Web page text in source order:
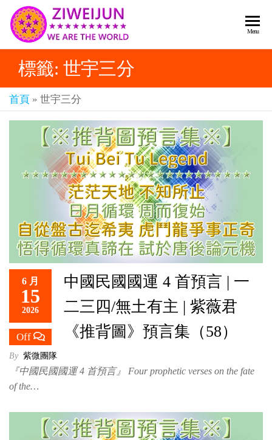
紫薇
《推
背
圖》
預
言-
紫薇
君寰
宇傳
奇官
網
樂
人
人
都
是
彌
賽
亞-
個
個
都
救
主
Menu
標籤: 世宇三分
首頁 » 世宇三分
6 月
15
2026
Off
中國民國國運 4 首預言 | 一
二三四/無土有主 | 紫薇君
《推背圖》預言集（58）
By 紫微團隊
『中國民國國運 4 首預言』 Four prophetic verses on the fate
of the…